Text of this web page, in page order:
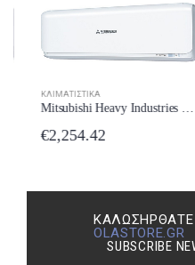
ΚΛΙΜΑΤΙΣΤΙΚΆ
Mitsubishi Heavy Industries SRK/SRC-60ZSX-WF Κλιματιστικό Inverter 22000 BTU A++/A++ με Wi-Fi New Model 2024
2,254.42
ΚΑΛΩΣΉΡΘΑΤΕ
OLASTORE.GR
SUBSCRIBE